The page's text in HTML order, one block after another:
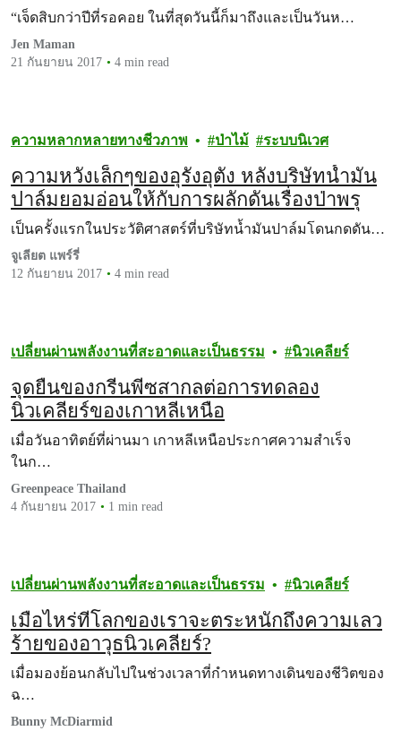
“เจ็ดสิบกว่าปีที่รอคอย ในที่สุดวันนี้ก็มาถึงและเป็นวันห…
Jen Maman
21 กันยายน 2017
4 min read
ความหลากหลายทางชีวภาพ ป่าไม้ ระบบนิเวศ
ความหวังเล็กๆของอุรังอุตัง หลังบริษัทน้ำมัน
ปาล์มยอมอ่อนให้กับการผลักดันเรื่องป่าพรุ
เป็นครั้งแรกในประวัติศาสตร์ที่บริษัทน้ำมันปาล์มโดนกดดัน…
จูเลียต แพร์รี่
12 กันยายน 2017
4 min read
เปลี่ยนผ่านพลังงานที่สะอาดและเป็นธรรม นิวเคลียร์
จุดยืนของกรีนพีซสากลต่อการทดลอง
นิวเคลียร์ของเกาหลีเหนือ
เมื่อวันอาทิตย์ที่ผ่านมา เกาหลีเหนือประกาศความสำเร็จ
ในก…
Greenpeace Thailand
4 กันยายน 2017
1 min read
เปลี่ยนผ่านพลังงานที่สะอาดและเป็นธรรม นิวเคลียร์
เมื่อไหร่ที่โลกของเราจะตระหนักถึงความเลว
ร้ายของอาวุธนิวเคลียร์?
เมื่อมองย้อนกลับไปในช่วงเวลาที่กำหนดทางเดินของชีวิตของ
ฉ…
Bunny McDiarmid